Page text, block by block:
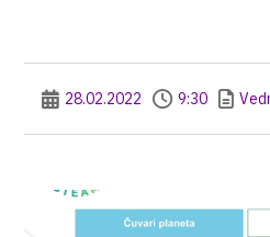
28.02.2022 9:30